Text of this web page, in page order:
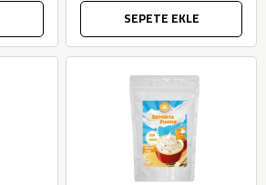
SEPETE EKLE